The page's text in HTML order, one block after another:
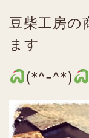
豆柴工房の
ます
(*^-^*)